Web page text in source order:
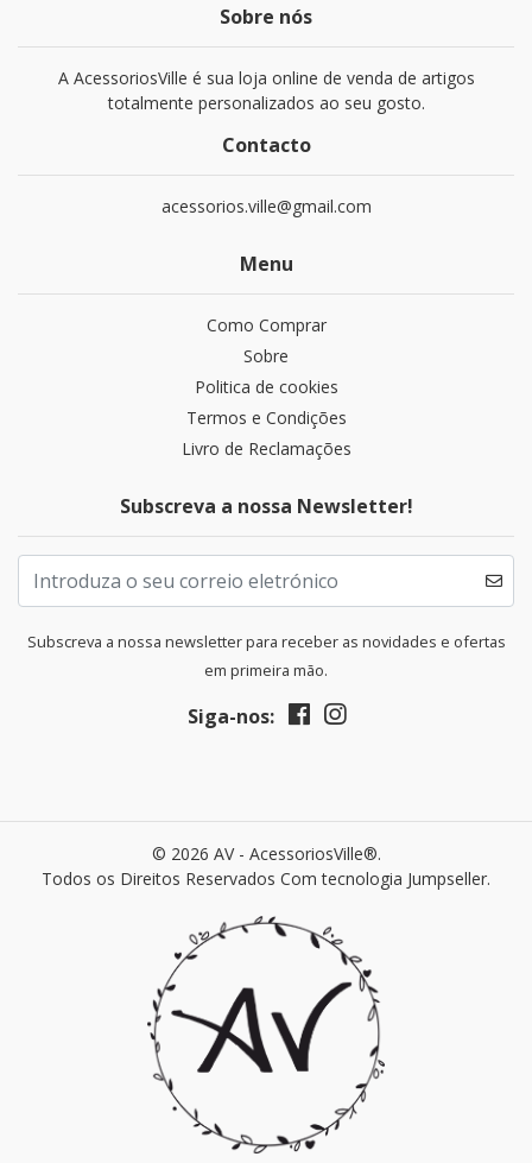
Sobre nós
A AcessoriosVille é sua loja online de venda de artigos
totalmente personalizados ao seu gosto.
Contacto
acessorios.ville@gmail.com
Menu
Como Comprar
Sobre
Politica de cookies
Termos e Condições
Livro de Reclamações
Subscreva a nossa Newsletter!
Subscreva a nossa newsletter para receber as novidades e ofertas
em primeira mão.
Siga-nos:
© 2026 AV - AcessoriosVille®.
Todos os Direitos Reservados Com tecnologia Jumpseller.